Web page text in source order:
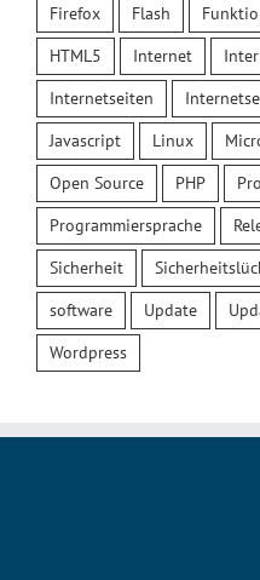
Firefox
Flash
HTML5
Internet
Internetseiten
Javascript
Linux
Open Source
PHP
Programmiersprache
Sicherheit
software
Update
Wordpress